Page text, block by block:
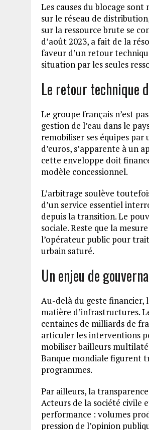
Les causes du blocage
sur le réseau de
sur la ressource brute se
d’août 2023, a fait de la
faveur d’un retour
situation par les seules
Le retour technique
Le groupe français n’est
gestion de l’eau dans le
remobiliser ses équipes
d’euros, s’apparente à un
cette enveloppe doit
modèle concessionnel.
L’arbitrage soulève
d’un service essentiel
depuis la transition. Le
sociale. Reste que la
l’opérateur public pour
urbain saturé.
Un enjeu de
Au-delà du geste financier,
matière d’infrastructures.
centaines de milliards de
articuler les interventions
mobiliser bailleurs
Banque mondiale figurent
programmes.
Par ailleurs, la
Acteurs de la société civile
performance : volumes
pression de l’opinion